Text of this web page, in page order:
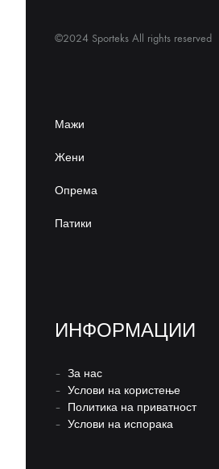
©2024 Sporteks All rights reserved
Мажи
Жени
Опрема
Патики
ИНФОРМАЦИИ
– За нас
– Услови на користење
– Политика на приватност
– Услови на испорака